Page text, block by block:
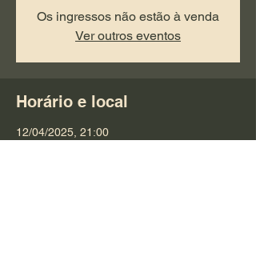
Os ingressos não estão à venda
Ver outros eventos
Horário e local
12/04/2025, 21:00